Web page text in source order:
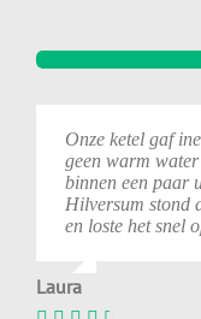
Onze ketel gaf
geen warm
binnen een paar
Hilversum stond
en loste het snel
Laura